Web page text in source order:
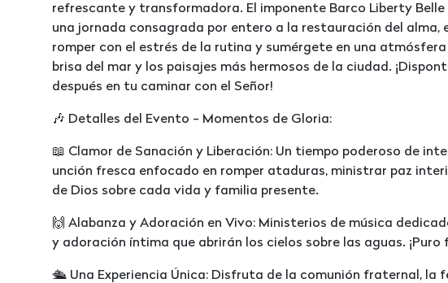
refrescante y transformadora. El imponente Barco Liberty
una jornada consagrada por entero a la restauración del alma,
romper con el estrés de la rutina y sumérgete en una
brisa del mar y los paisajes más hermosos de la ciudad.
después en tu caminar con el Señor!
🎶 Detalles del Evento - Momentos de Gloria:
📖 Clamor de Sanación y Liberación: Un tiempo poderoso de
unción fresca enfocado en romper ataduras, ministrar paz
de Dios sobre cada vida y familia presente.
🙌 Alabanza y Adoración en Vivo: Ministerios de música
y adoración íntima que abrirán los cielos sobre las aguas.
🛳️ Una Experiencia Única: Disfruta de la comunión fraternal, la